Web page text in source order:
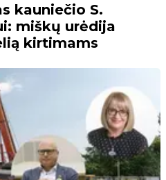
kauniečio S.
miškų urėdija
kirtimams